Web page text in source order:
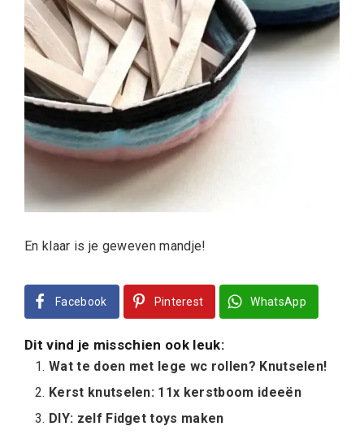
En klaar is je geweven mandje!
Facebook Pinterest WhatsApp
Dit vind je misschien ook leuk:
Wat te doen met lege wc rollen? Knutselen!
Kerst knutselen: 11x kerstboom ideeën
DIY: zelf Fidget toys maken